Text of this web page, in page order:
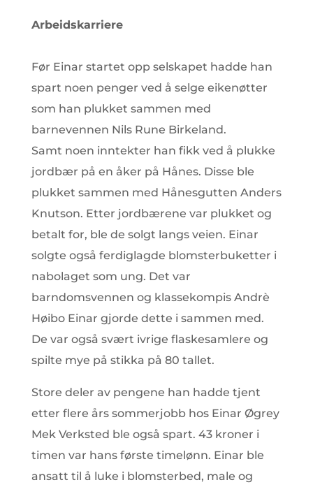
Arbeidskarriere
Før Einar startet opp selskapet hadde han
spart noen penger ved å selge eikenøtter
som han plukket sammen med
barnevennen Nils Rune Birkeland.
Samt noen inntekter han fikk ved å plukke
jordbær på en åker på Hånes. Disse ble
plukket sammen med Hånesgutten Anders
Knutson. Etter jordbærene var plukket og
betalt for, ble de solgt langs veien. Einar
solgte også ferdiglagde blomsterbuketter i
nabolaget som ung. Det var
barndomsvennen og klassekompis Andrè
Høibo Einar gjorde dette i sammen med.
De var også svært ivrige flaskesamlere og
spilte mye på stikka på 80 tallet.
Store deler av pengene han hadde tjent
etter flere års sommerjobb hos Einar Øgrey
Mek Verksted ble også spart. 43 kroner i
timen var hans første timelønn. Einar ble
ansatt til å luke i blomsterbed, male og